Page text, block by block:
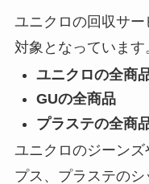
ユニクロの回収サ
対象となっています
ユニクロの全商
GUの全商品
プラステの全商
ユニクロのジーン
プス、プラステの